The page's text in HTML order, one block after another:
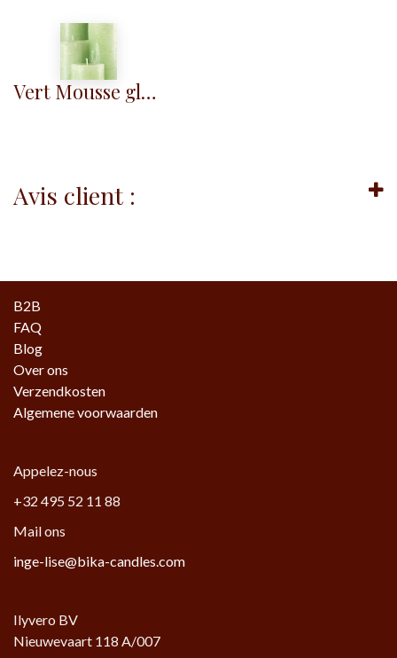
Vert Mousse glacé
Avis client :
B2B
FAQ
Blog
Over ons
Verzendkosten
Algemene voorwaarden
Appelez-nous
+32 495 52 11 88
Mail ons
inge-lise@bika-candles.com
Ilyvero BV
Nieuwevaart 118 A/007